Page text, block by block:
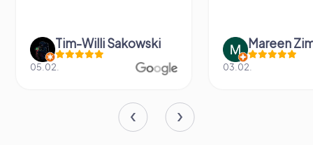
Tim-Willi Sakowski
05.02.
Mareen
03.02.